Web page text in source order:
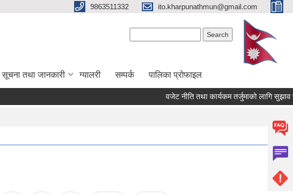
9863511332 ito.kharpunathmun@gmail.com
सूचना तथा जानकारी ग्यालरी सम्पर्क पालिका प्राेफाइल
वजेट नीति तथा कार्यकम तर्जुमाको लागि सुझाव